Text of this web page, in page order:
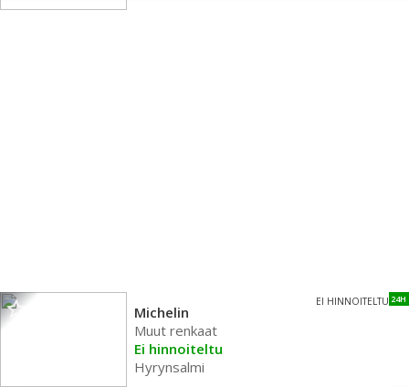
24H
EI HINNOITELTU
Michelin
Muut renkaat
Ei hinnoiteltu
Hyrynsalmi